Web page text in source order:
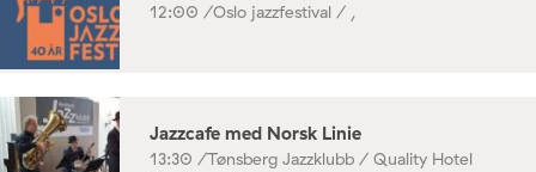
12:00 /Oslo jazzfestival / ,
Jazzcafe med Norsk Linie
13:30 /Tønsberg Jazzklubb / Quality Hotel